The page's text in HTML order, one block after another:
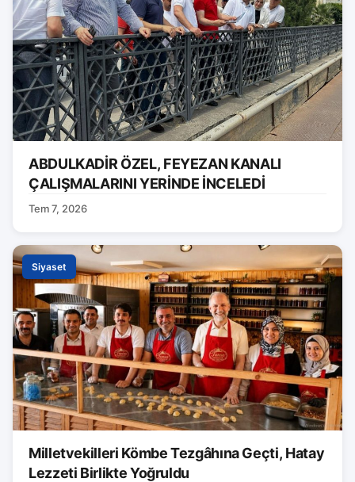
ABDULKADİR ÖZEL, FEYEZAN KANALI
ÇALIŞMALARINI YERİNDE İNCELEDİ
Tem 7, 2026
Siyaset
Milletvekilleri Kömbe Tezgâhına Geçti, Hatay
Lezzeti Birlikte Yoğruldu